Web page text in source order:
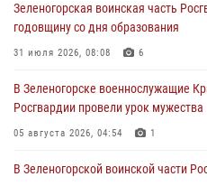
В Красноярске сотрудники
в серии краж из супермаркета
04 августа 2026, 06:50
Военнослужащие Красноярского
познакомили отдыхающих детей с
03 августа 2026, 13:12 2
Зеленогорская воинская часть
годовщину со дня образования
31 июля 2026, 08:08 6
В Зеленогорске военнослужащие
Росгвардии провели урок мужества
05 августа 2026, 04:54 1
В Зеленогорской воинской части